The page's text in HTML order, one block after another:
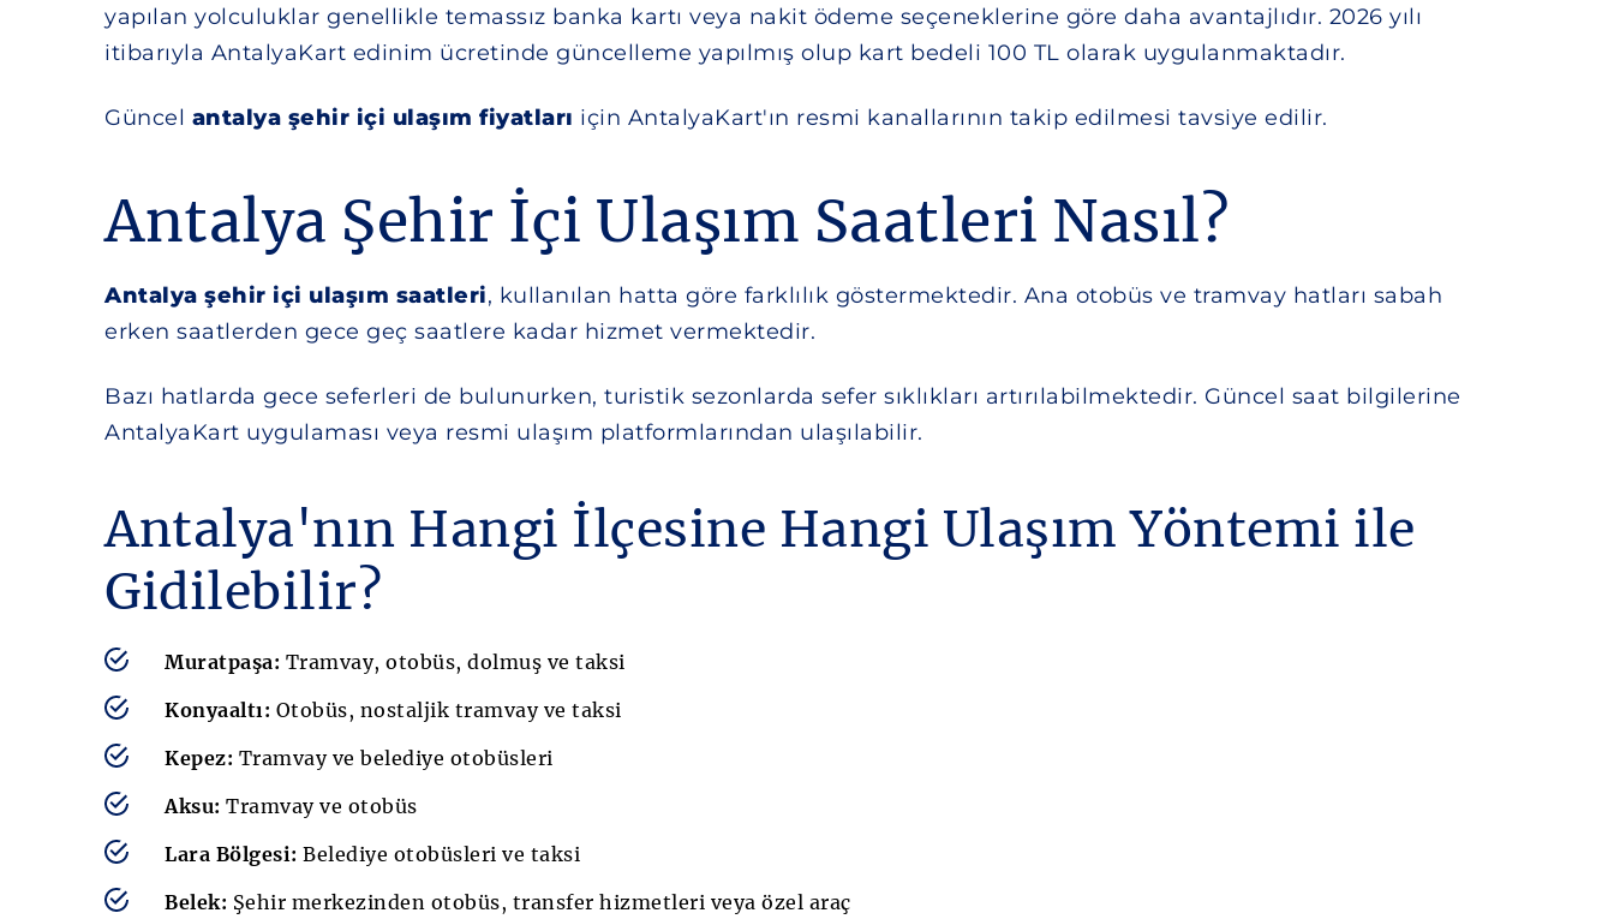
yapılan yolculuklar genellikle temassız banka kartı veya nakit ödeme seçeneklerine göre daha avantajlıdır. 2026 yılı
itibarıyla AntalyaKart edinim ücretinde güncelleme yapılmış olup kart bedeli 100 TL olarak uygulanmaktadır.
Güncel antalya şehir içi ulaşım fiyatları için AntalyaKart'ın resmi kanallarının takip edilmesi tavsiye edilir.
Antalya Şehir İçi Ulaşım Saatleri Nasıl?
Antalya şehir içi ulaşım saatleri, kullanılan hatta göre farklılık göstermektedir. Ana otobüs ve tramvay hatları sabah
erken saatlerden gece geç saatlere kadar hizmet vermektedir.
Bazı hatlarda gece seferleri de bulunurken, turistik sezonlarda sefer sıklıkları artırılabilmektedir. Güncel saat bilgilerine
AntalyaKart uygulaması veya resmi ulaşım platformlarından ulaşılabilir.
Antalya'nın Hangi İlçesine Hangi Ulaşım Yöntemi ile
Gidilebilir?
Muratpaşa: Tramvay, otobüs, dolmuş ve taksi
Konyaaltı: Otobüs, nostaljik tramvay ve taksi
Kepez: Tramvay ve belediye otobüsleri
Aksu: Tramvay ve otobüs
Lara Bölgesi: Belediye otobüsleri ve taksi
Belek: Şehir merkezinden otobüs, transfer hizmetleri veya özel araç